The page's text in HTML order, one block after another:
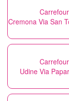
Carrefour
Cremona Via San
Carrefour
Udine Via